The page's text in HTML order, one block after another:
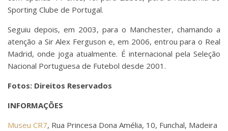
Sporting Clube de Portugal.
Seguiu depois, em 2003, para o Manchester, chamando a
atenção a Sir Alex Ferguson e, em 2006, entrou para o Real
Madrid, onde joga atualmente. É internacional pela Seleção
Nacional Portuguesa de Futebol desde 2001.
Fotos: Direitos Reservados
INFORMAÇÕES
Museu CR7, Rua Princesa Dona Amélia, 10, Funchal, Madeira